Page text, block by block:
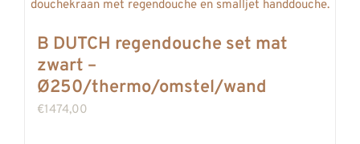
B DUTCH regendouche set mat
zwart –
Ø250/thermo/omstel/wand
€1474,00